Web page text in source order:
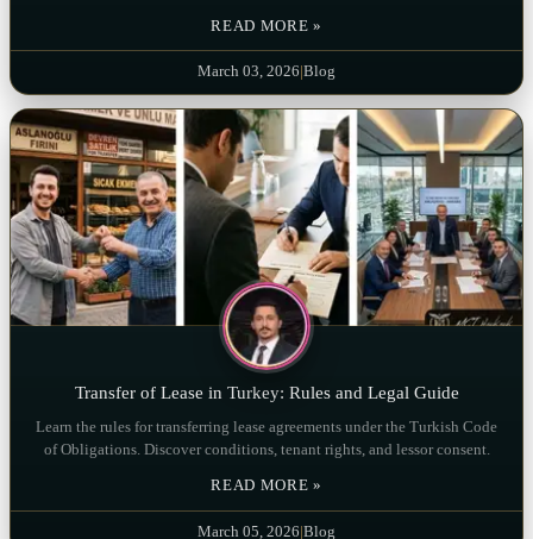
READ MORE »
March 03, 2026 Blog
Transfer of Lease in Turkey: Rules and Legal Guide
Learn the rules for transferring lease agreements under the Turkish Code
of Obligations. Discover conditions, tenant rights, and lessor consent.
READ MORE »
March 05, 2026|Blog